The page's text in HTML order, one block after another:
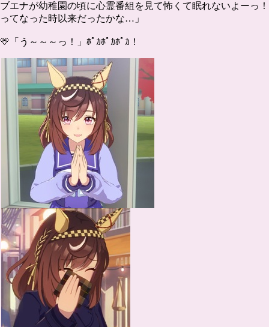
ブエナが幼稚園の頃に心霊番組を見て怖くて眠れないよーっ！
ってなった時以来だったかな…」
💛「う～～～っ！」ﾎﾟｶﾎﾟｶﾎﾟｶ！